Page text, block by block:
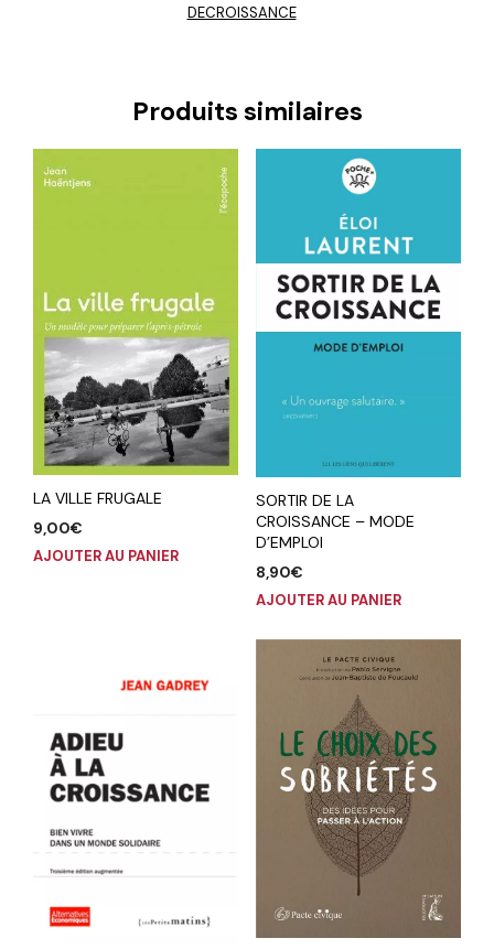
DECROISSANCE
Produits similaires
LA VILLE FRUGALE
9,00€
AJOUTER AU PANIER
SORTIR DE LA
CROISSANCE – MODE
D’EMPLOI
8,90€
AJOUTER AU PANIER